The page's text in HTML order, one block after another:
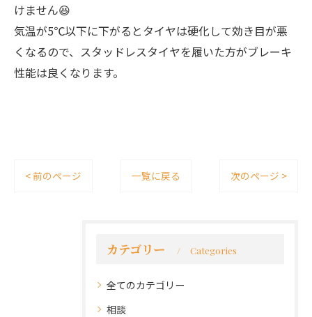
けません😆
気温が5℃以下に下がるとタイヤは硬化して効き目が悪
くなるので、スタッドレスタイヤを履いた方がブレーキ
性能は良くなります。
< 前のページ 一覧に戻る 次のページ >
カテゴリー Categories
全てのカテゴリー
相談